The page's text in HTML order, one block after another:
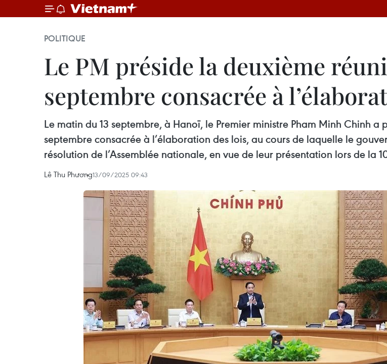
POLITIQUE
Le PM préside la deuxième
septembre consacrée à
Le matin du 13 septembre, à Hanoï, le Premier ministre Pham Minh Chinh
septembre consacrée à l’élaboration des lois, au cours de laquelle le
résolution de l’Assemblée nationale, en vue de leur présentation lors de la
Lê Thu Phương13/09/2025 09:43